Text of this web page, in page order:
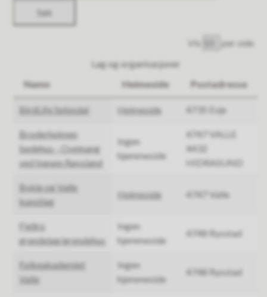
Vis
per side
Lag og organisasjoner
Namn
Heimeside Postadresse
BirdLife Setesdal Heimeside 4735 Evje
Broderheimen
bedehus - Oveinang
ved Ingunn Røysland
Ingen
hjemmeside
4747 VALLE
4432
HIDRASUND
Bykle og Valle
kunstlag
Heimeside 4747 Valle
Fjellro
grendelag/grendehus
Ingen
hjemmeside
4748 Rysstad
Folkeakademiet
Valle
Ingen
hjemmeside
4748 Rysstad